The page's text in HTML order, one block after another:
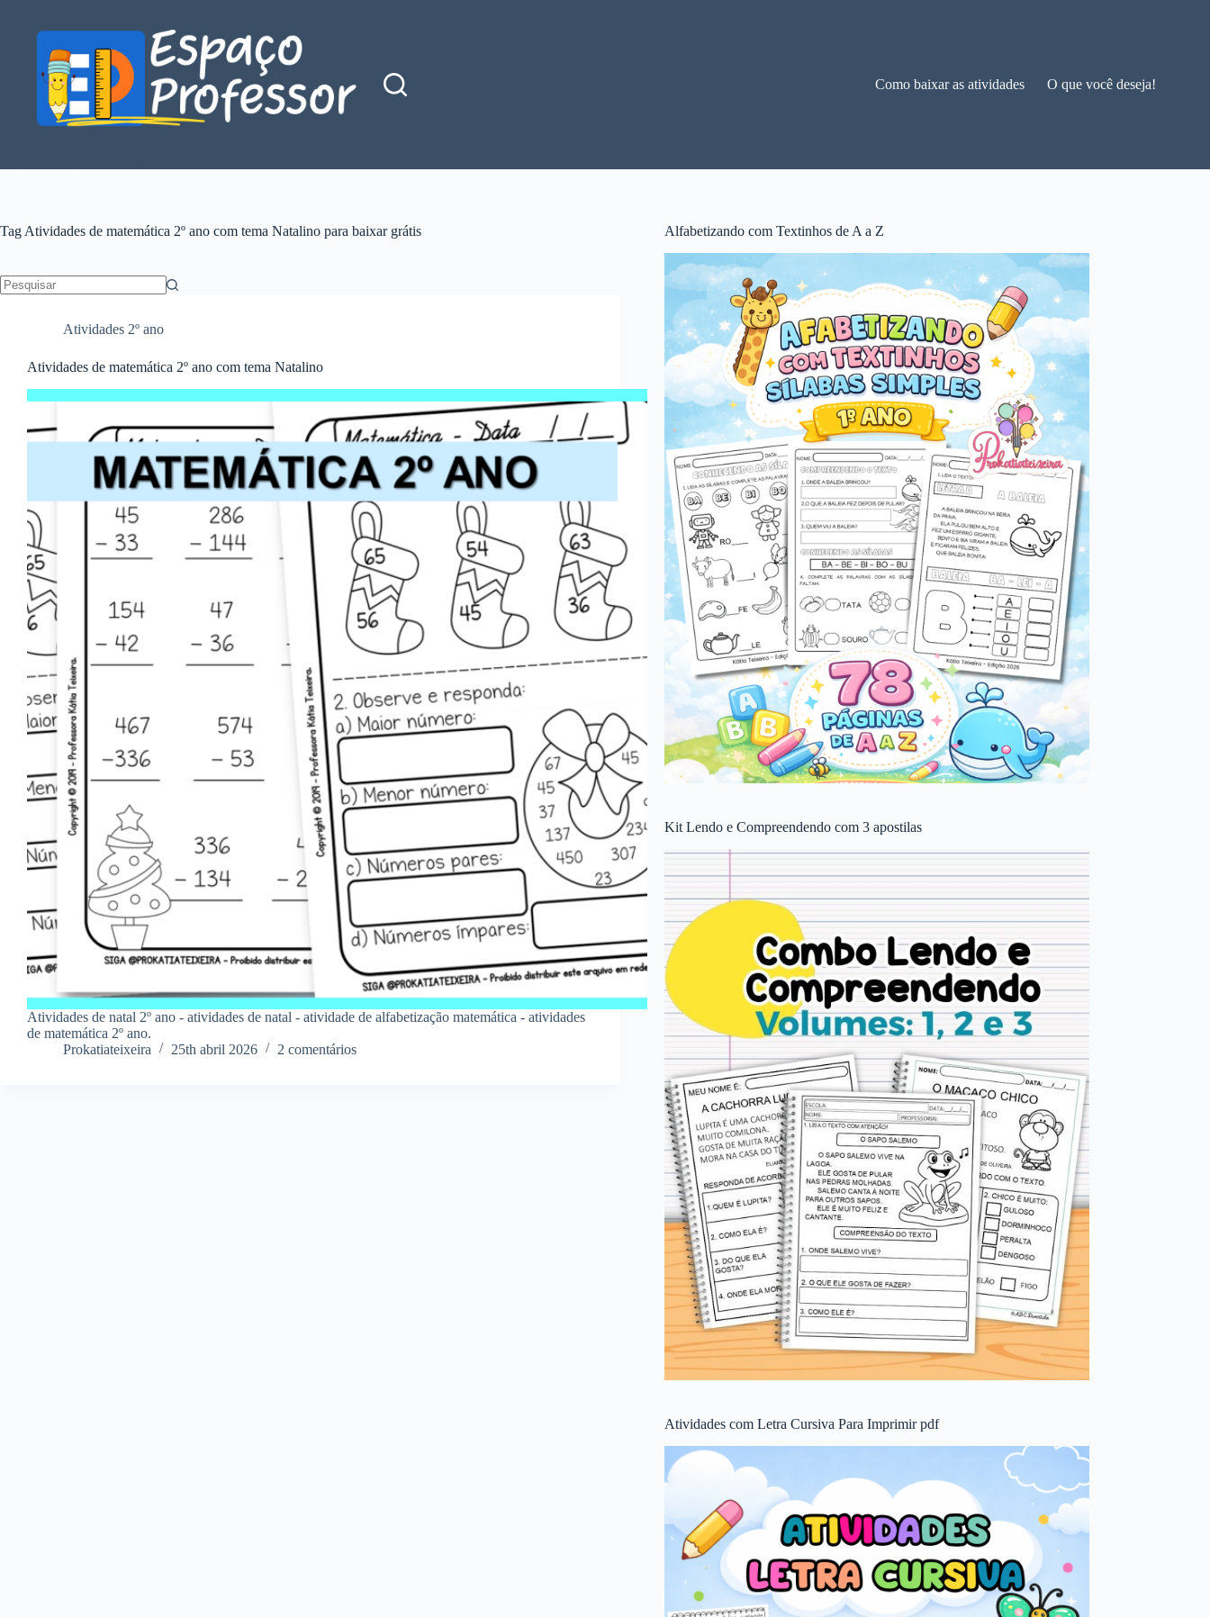
conteúdo
Como baixar as atividades O que você deseja!
Tag Atividades de matemática 2º ano com tema Natalino para baixar grátis
Atividades 2º ano
Atividades de matemática 2º ano com tema Natalino
Atividades de natal 2º ano - atividades de natal - atividade de alfabetização matemática - atividades
de matemática 2º ano.
Prokatiateixeira
25th abril 2026 2 comentários
Alfabetizando com Textinhos de A a Z
Kit Lendo e Compreendendo com 3 apostilas
Atividades com Letra Cursiva Para Imprimir pdf